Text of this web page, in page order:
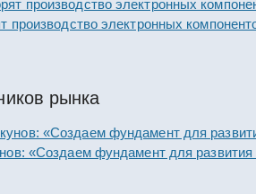
производство электронных
рынка
«Создаем фундамент для развития